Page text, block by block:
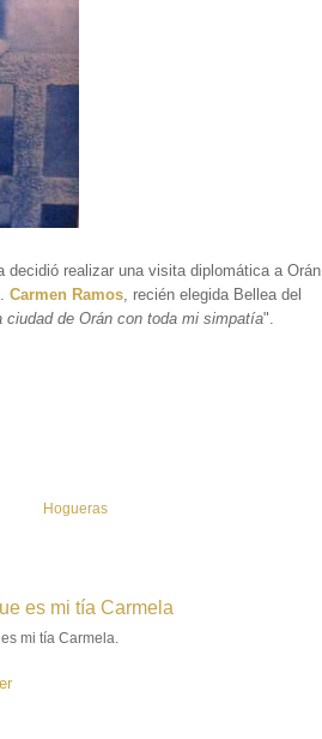
decidió realizar una visita diplomática a Orán
Carmen Ramos, recién elegida Bellea del
ciudad de Orán con toda mi simpatía".
Hogueras
es mi tía Carmela
mi tía Carmela.